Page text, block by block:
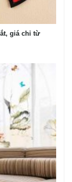
giá chỉ từ